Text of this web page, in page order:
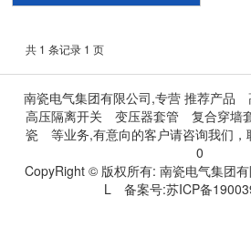
共 1 条记录 1 页
南瓷电气集团有限公司,专营 推荐产品
高压隔离开关
变压器套管 复合穿墙
瓷
等业务,有意向的客户请咨询我们，
0
CopyRight © 版权所有:南瓷电气集团
L
备案号:苏ICP备